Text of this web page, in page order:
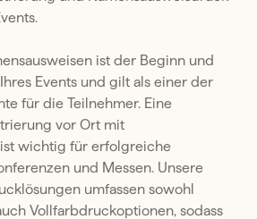
ist der Beginn und
Events und gilt als einer der
für die Teilnehmer. Eine
vor Ort mit
ist wichtig für erfolgreiche
und Messen. Unsere
umfassen sowohl
Vollfarbdruckoptionen, sodass